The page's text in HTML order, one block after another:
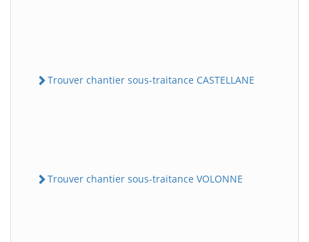
Trouver chantier sous-traitance CASTELLANE
Trouver chantier sous-traitance VOLONNE